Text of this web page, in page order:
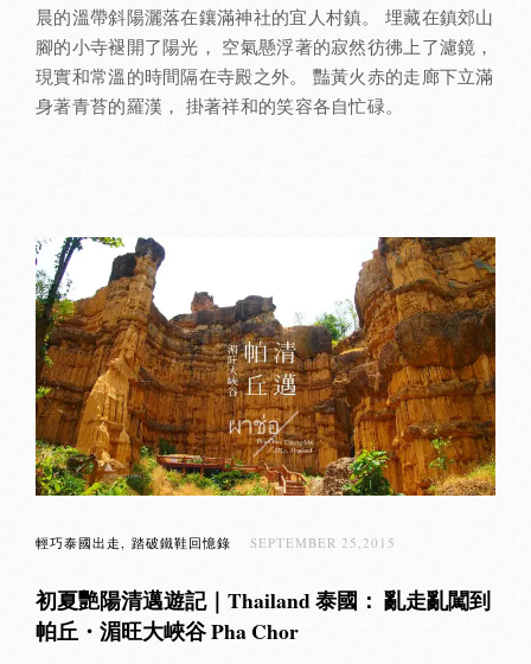
晨的溫帶斜陽灑落在鑲滿神社的宜人村鎮。 埋藏在鎮郊山
腳的小寺褪開了陽光， 空氣懸浮著的寂然彷彿上了濾鏡，
現實和常溫的時間隔在寺殿之外。 豔黃火赤的走廊下立滿
身著青苔的羅漢， 掛著祥和的笑容各自忙碌。
輕巧泰國出走 踏破鐵鞋回憶錄 SEPTEMBER 25,2015
初夏艷陽清邁遊記｜Thailand 泰國： 亂走亂闖到
帕丘・湄旺大峽谷 Pha Chor